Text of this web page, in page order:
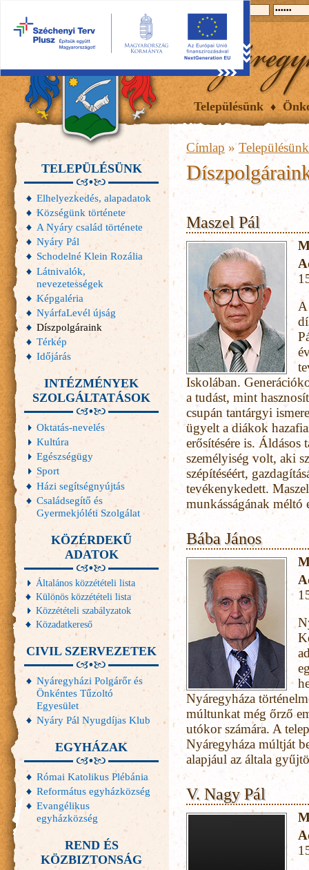
Településünk
Címlap » Településünk
Maszel Pál
A
Iskolában.
a tudást, mint
csupán tantárgyi
ügyelt a diákok
erősítésére is.
személyiség volt, aki
szépítéséért,
tevékenykedett.
munkásságának méltó
Bába János
Nyáregyháza
múltunkat még őrző
utókor számára. A
Nyáregyháza múltját
alapjául az általa
V. Nagy Pál
TELEPÜLÉSÜNK
Elhelyezkedés, alapadatok
Községünk története
A Nyáry család története
Nyáry Pál
Schodelné Klein Rozália
Látnivalók,
nevezetességek
Képgaléria
NyárfaLevél újság
Díszpolgáraink
Térkép
Időjárás
INTÉZMÉNYEK
SZOLGÁLTATÁSOK
Oktatás-nevelés
Kultúra
Egészségügy
Sport
Házi segítségnyújtás
Családsegítő és
Gyermekjóléti Szolgálat
KÖZÉRDEKŰ
ADATOK
Általános közzétételi lista
Különös közzétételi lista
Közzétételi szabályzatok
Közadatkereső
CIVIL SZERVEZETEK
Nyáregyházi Polgárőr és
Önkéntes Tűzoltó
Egyesület
Nyáry Pál Nyugdíjas Klub
EGYHÁZAK
Római Katolikus Plébánia
Református egyházközség
Evangélikus
egyházközség
REND ÉS
KÖZBIZTONSÁG